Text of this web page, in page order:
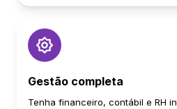
Gestão completa
Tenha financeiro, contábil e RH